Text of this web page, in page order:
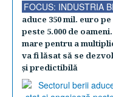
FOCUS: INDUSTRIA
aduce 350 mil. euro
peste 5.000 de
mare pentru a
va fi lăsat să se
şi predictibilă